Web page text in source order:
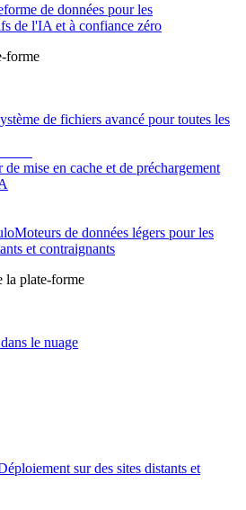
de données pour les
de l'IA et à confiance zéro
forme
de fichiers avancé pour toutes les
de mise en cache et de préchargement
Moteurs de données légers pour les
et contraignants
la plate-forme
le nuage
sur des sites distants et